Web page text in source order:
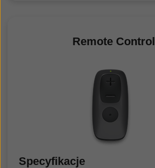
Remote Control
Specyfikacje